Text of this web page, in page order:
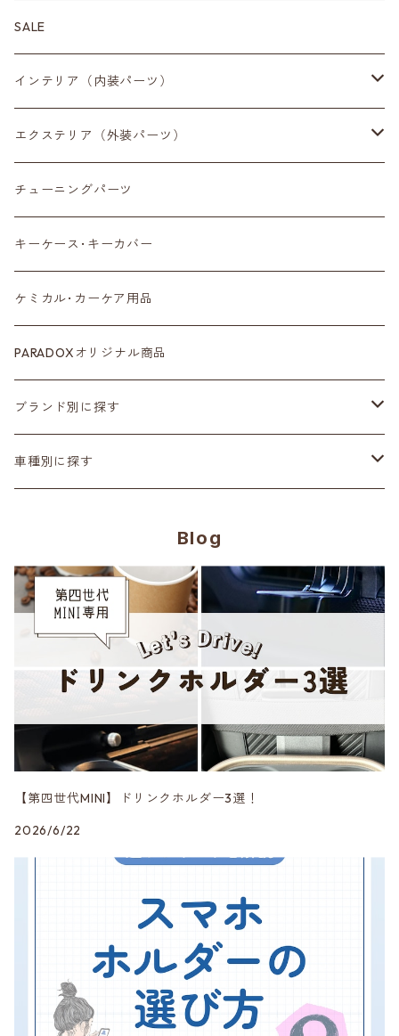
SALE
インテリア（内装パーツ）
収納小物
スマートフォン
センターディスプレイ
ルームミラー
カラーシートベルト
カーボン
ステアリング
CABANA
CRAFTPLUS
フロアマット
エクステリア（外装パーツ）
サイドミラー
アンテナ
タイヤ
ホイール
サスペンション･車高調
ヘッドランプ
ブラックアウト
カーボン
チューニングパーツ
キーケース･キーカバー
ケミカル･カーケア用品
PARADOXオリジナル商品
ブランド別に探す
Adam’ｓ Polishes
Amistad leather
CABANA
CRAFTPLUS
CRAVEN SPEED
DuelL AG
Peak Design
車種別に探す
第二世代 R55~61
第三世代 F54/55/56/57/60
第四世代 F65/66/67・J01/05・U25
Blog
【第四世代MINI】ドリンクホルダー3選！
2026/6/22